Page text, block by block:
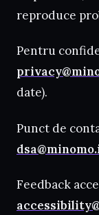
reproduce
Pentru
date).
Punct de
Feedback